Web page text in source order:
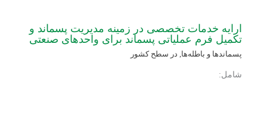
ارایه خدمات تخصصی در زمینه مدیریت پسماند و
تکمیل فرم عملیاتی پسماند برای واحدهای صنعتی
پسماندها و باطله‌ها, در سطح کشور
شامل: